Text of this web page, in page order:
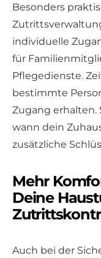
Besonders
individuelle
für
Pflegedienste.
bestimmte
Zugang erhalten.
wann dein
zusätzliche
Mehr
Deine
Auch bei der